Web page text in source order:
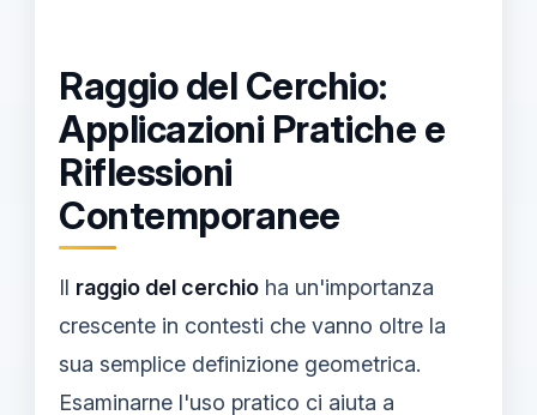
Raggio del Cerchio:
Applicazioni Pratiche e
Riflessioni
Contemporanee
Il raggio del cerchio ha un'importanza
crescente in contesti che vanno oltre la
sua semplice definizione geometrica.
Esaminarne l'uso pratico ci aiuta a